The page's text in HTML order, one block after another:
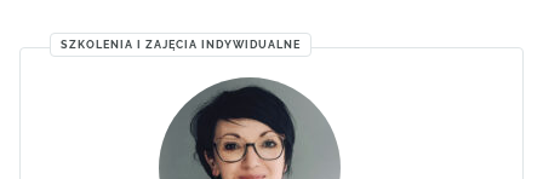
SZKOLENIA I ZAJĘCIA INDYWIDUALNE